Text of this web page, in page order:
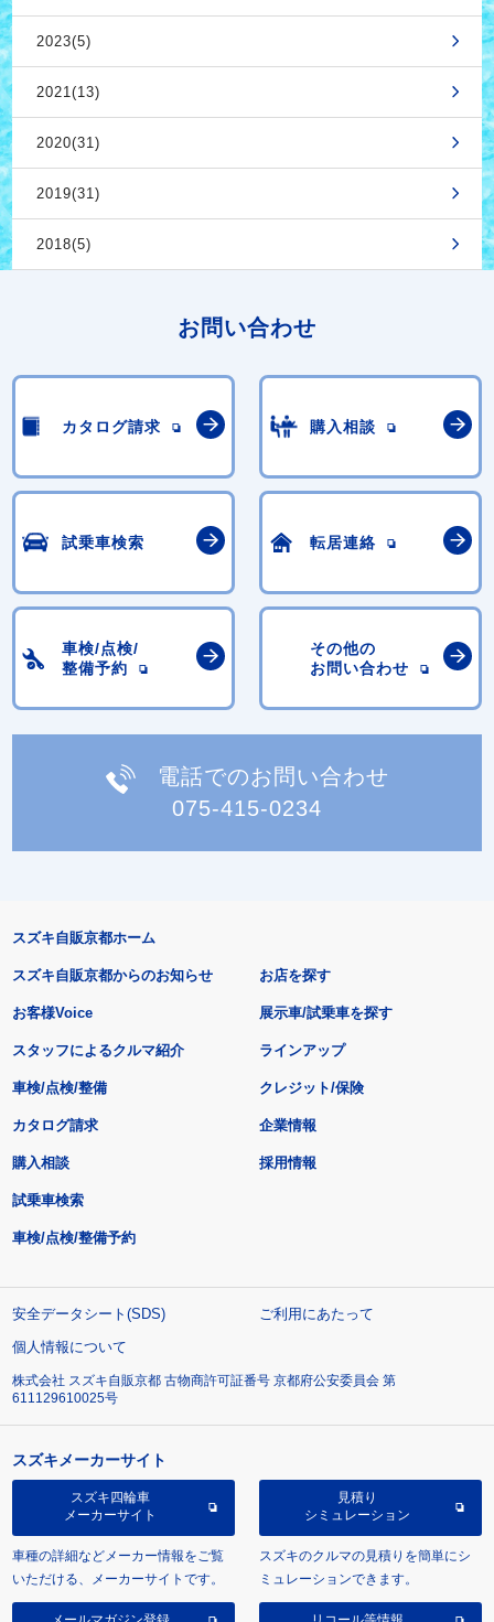
2023(5)
2021(13)
2020(31)
2019(31)
2018(5)
お問い合わせ
カタログ請求 購入相談
試乗車検索 転居連絡
車検/点検/
整備予約
その他の
お問い合わせ
電話でのお問い合わせ
075-415-0234
スズキ自販京都ホーム
スズキ自販京都からのお知らせ
お客様Voice
スタッフによるクルマ紹介
お店を探す
展示車/試乗車を探す
ラインアップ
車検/点検/整備 クレジット/保険
カタログ請求
購入相談
試乗車検索
車検/点検/整備予約
企業情報
採用情報
安全データシート(SDS)
ご利用にあたって
個人情報について
株式会社 スズキ自販京都 古物商許可証番号 京都府公安委員会 第
611129610025号
スズキメーカーサイト
スズキ四輪車
メーカーサイト
車種の詳細などメーカー情報をご覧
いただける、メーカーサイトです。
見積り
シミュレーション
スズキのクルマの見積りを簡単にシ
ミュレーションできます。